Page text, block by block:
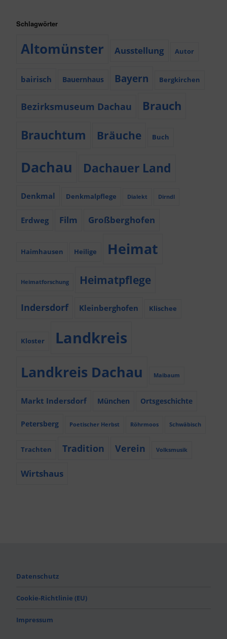
Schlagwörter
Altomünster Ausstellung Autor
bairisch Bauernhaus Bayern Bergkirchen
Bezirksmuseum Dachau Brauch
Brauchtum Bräuche Buch
Dachau Dachauer Land
Denkmal Denkmalpflege Dialekt Dirndl
Erdweg Film Großberghofen
Haimhausen Heilige Heimat
Heimatforschung Heimatpflege
Indersdorf Kleinberghofen Klischee
Kloster Landkreis
Landkreis Dachau Maibaum
Markt Indersdorf München Ortsgeschichte
Petersberg Poetischer Herbst Röhrmoos Schwäbisch
Trachten Tradition Verein Volksmusik
Wirtshaus
Datenschutz
Cookie-Richtlinie (EU)
Impressum